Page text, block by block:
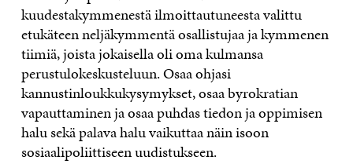
kuudestakymmenestä ilmoittautuneesta valittu
etukäteen neljäkymmentä osallistujaa ja kymmenen
tiimiä, joista jokaisella oli oma kulmansa
perustulokeskusteluun. Osaa ohjasi
kannustinloukkukysymykset, osaa byrokratian
vapauttaminen ja osaa puhdas tiedon ja oppimisen
halu sekä palava halu vaikuttaa näin isoon
sosiaalipoliittiseen uudistukseen.